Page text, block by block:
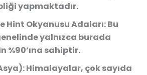
yapmaktadır.
Hint Okyanusu Adaları: Bu
yalnızca burada
%90’ına sahiptir.
: Himalayalar, çok sayıda